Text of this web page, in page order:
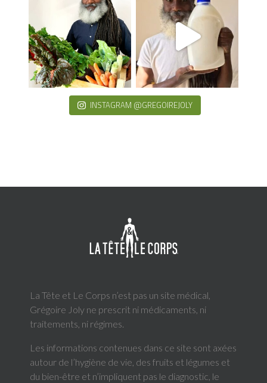
INSTAGRAM @GREGOIREJOLY
La Tête et Le Corps n’est pas un site médical,
Grégoire Joly ne prescrit ni médicaments, ni
traitements, ni régimes.
Les informations contenues dans ce site sont axées
autour de l’hygiène de vie, des fruits et légumes et
du bien-être et n’impliquent pas le diagnostic, le